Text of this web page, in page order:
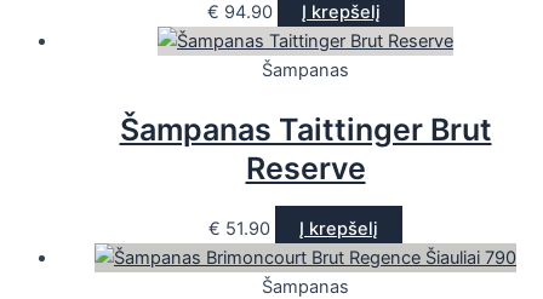
€ 94.90 Į krepšelį
Šampanas
Šampanas Taittinger Brut
Reserve
€ 51.90 Į krepšelį
Šampanas